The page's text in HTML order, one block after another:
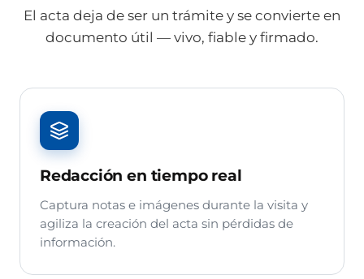
El acta deja de ser un trámite y se convierte en
documento útil — vivo, fiable y firmado.
Redacción en tiempo real
Captura notas e imágenes durante la visita y
agiliza la creación del acta sin pérdidas de
información.